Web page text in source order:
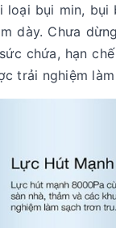
loại bụi min,
dày. Chưa
chứa, hạn
trải nghiệm